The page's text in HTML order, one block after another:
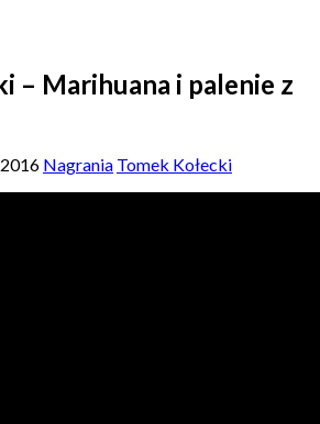
– Marihuana i palenie z
Nagrania Tomek Kołecki